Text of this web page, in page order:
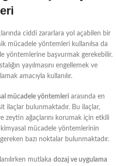
ciddi zararlara yol açabilen bir
mücadele yöntemleri kullanılsa da
yöntemlerine başvurmak gerekebilir.
yayılmasını engellemek ve
amacıyla kullanılır.
mücadele yöntemleri arasında en
ilaçlar bulunmaktadır. Bu ilaçlar,
zeytin ağaçlarını korumak için etkili
mücadele yöntemlerinin
bazı noktalar bulunmaktadır.
mutlaka dozaj ve uygulama